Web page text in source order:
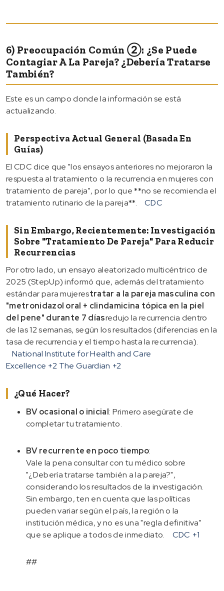
6) Preocupación Común ②: ¿Se Puede
Contagiar A La Pareja? ¿Debería Tratarse
También?
Este es un campo donde la información se está
actualizando.
Perspectiva Actual General (basada En
Guías)
El CDC dice que "los ensayos anteriores no mejoraron la
respuesta al tratamiento o la recurrencia en mujeres con
tratamiento de pareja", por lo que **no se recomienda el
tratamiento rutinario de la pareja**.
CDC
Sin Embargo, Recientemente: Investigación
Sobre "tratamiento De Pareja" Para Reducir
Recurrencias
Por otro lado, un ensayo aleatorizado multicéntrico de
2025 (StepUp) informó que, además del tratamiento
estándar para mujerestratar a la pareja masculina con
"metronidazol oral + clindamicina tópica en la piel
del pene" durante 7 díasredujo la recurrencia dentro
de las 12 semanas, según los resultados (diferencias en la
tasa de recurrencia y el tiempo hasta la recurrencia).
National Institute for Health and Care
Excellence +2 The Guardian +2
¿Qué Hacer?
BV ocasional o inicial: Primero asegúrate de
completar tu tratamiento.
BV recurrente en poco tiempo:
Vale la pena consultar con tu médico sobre
"¿Debería tratarse también a la pareja?",
considerando los resultados de la investigación.
Sin embargo, ten en cuenta que las políticas
pueden variar según el país, la región o la
institución médica, y no es una "regla definitiva"
que se aplique a todos de inmediato.
CDC +1
##